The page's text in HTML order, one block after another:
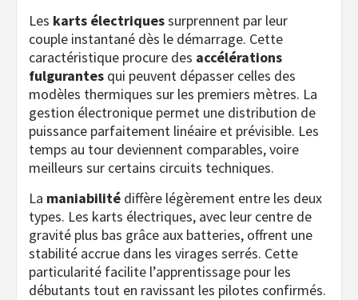
Les karts électriquessurprennent par leur
couple instantané dès le démarrage. Cette
caractéristique procure des accélérations
fulgurantes qui peuvent dépasser celles des
modèles thermiques sur les premiers mètres. La
gestion électronique permet une distribution de
puissance parfaitement linéaire et prévisible. Les
temps au tour deviennent comparables, voire
meilleurs sur certains circuits techniques.
La maniabilité diffère légèrement entre les deux
types. Les karts électriques, avec leur centre de
gravité plus bas grâce aux batteries, offrent une
stabilité accrue dans les virages serrés. Cette
particularité facilite l’apprentissage pour les
débutants tout en ravissant les pilotes confirmés.